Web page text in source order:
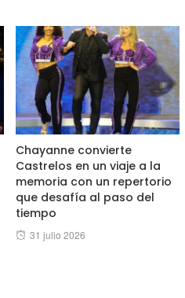
Chayanne convierte
Castrelos en un viaje a la
memoria con un repertorio
que desafía al paso del
tiempo
Posted
31 julio 2026